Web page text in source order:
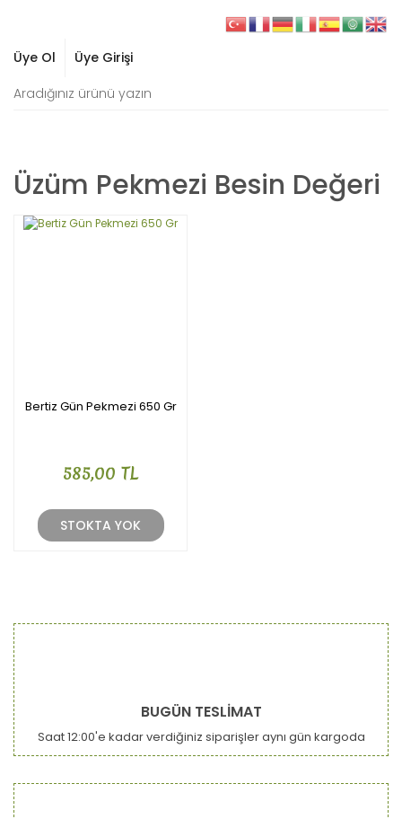
Üye Ol Üye Girişi
Üzüm Pekmezi Besin Değeri
Bertiz Gün Pekmezi 650 Gr
585,00 TL
STOKTA YOK
BUGÜN TESLİMAT
Saat 12:00'e kadar verdiğiniz siparişler aynı gün kargoda